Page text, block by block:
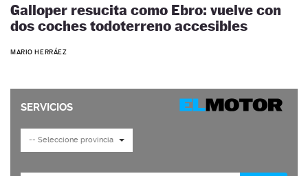
Galloper resucita como Ebro: vuelve con
dos coches todoterreno accesibles
MARIO HERRÁEZ